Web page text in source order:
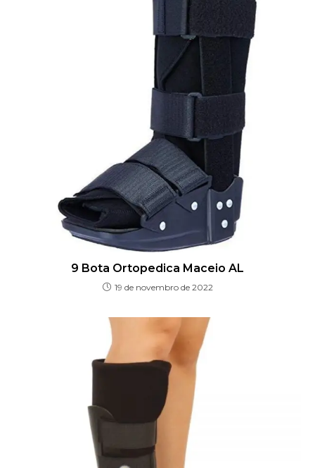
9 Bota Ortopedica Maceio AL
19 de novembro de 2022